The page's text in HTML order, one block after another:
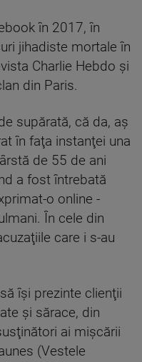
în 2017, în
jihadiste mortale în
Charlie Hebdo şi
din Paris.
supărată, că da, aş
în faţa instanţei una
de 55 de ani
a fost întrebată
o online -
În cele din
care i s-au
îşi prezinte clienţii
şi sărace, din
ai mişcării
(Vestele